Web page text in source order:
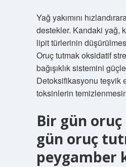
Yağ yakımını
destekler. Kandaki yağ,
lipit türlerinin
Oruç tutmak oksidatif
bağışıklık sistemini
Detoksifikasyonu teşvik
toksinlerin
Bir gün
gün oruç
peygamber